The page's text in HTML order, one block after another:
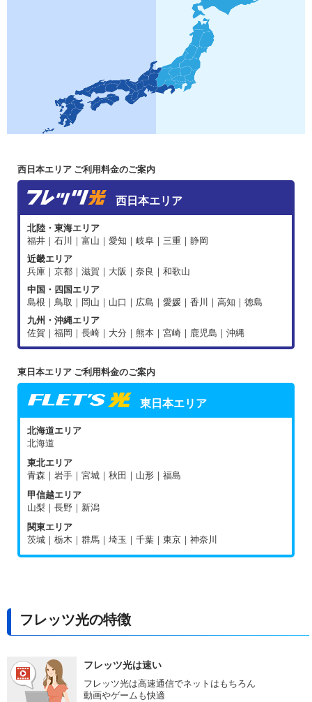
西日本エリア ご利用料金のご案内
西日本エリア
北陸・東海エリア
福井｜石川｜富山｜愛知｜岐阜｜三重｜静岡
近畿エリア
兵庫｜京都｜滋賀｜大阪｜奈良｜和歌山
中国・四国エリア
島根｜鳥取｜岡山｜山口｜広島｜愛媛｜香川｜高知｜徳島
九州・沖縄エリア
佐賀｜福岡｜長崎｜大分｜熊本｜宮崎｜鹿児島｜沖縄
東日本エリア ご利用料金のご案内
東日本エリア
北海道エリア
北海道
東北エリア
青森｜岩手｜宮城｜秋田｜山形｜福島
甲信越エリア
山梨｜長野｜新潟
関東エリア
茨城｜栃木｜群馬｜埼玉｜千葉｜東京｜神奈川
フレッツ光の特徴
フレッツ光は速い
フレッツ光は高速通信でネットはもちろん
動画やゲームも快適